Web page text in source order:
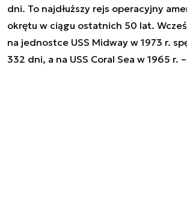
dni. To najdłuższy rejs operacyjny
okrętu w ciągu ostatnich 50 lat.
na jednostce USS Midway w 1973 r.
332 dni, a na USS Coral Sea w 1965 r.